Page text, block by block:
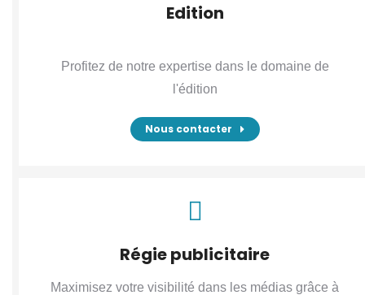
Edition
Profitez de notre expertise dans le domaine de
l'édition
Nous contacter
Régie publicitaire
Maximisez votre visibilité dans les médias grâce à